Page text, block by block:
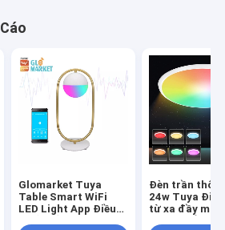
Glomarket Tuya
Table Smart WiFi
LED Light App Điều
Đèn trần
24w Tuya
từ xa đầy màu